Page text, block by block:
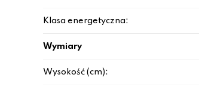
Klasa energetyczna:
Wymiary
Wysokość (cm):